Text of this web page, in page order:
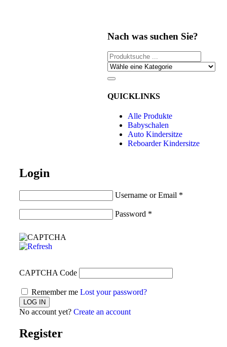
Nach was suchen Sie?
QUICKLINKS
Alle Produkte
Babyschalen
Auto Kindersitze
Reboarder Kindersitze
Login
Username or Email *
Password *
CAPTCHA Code
Remember me Lost your password?
No account yet? Create an account
Register